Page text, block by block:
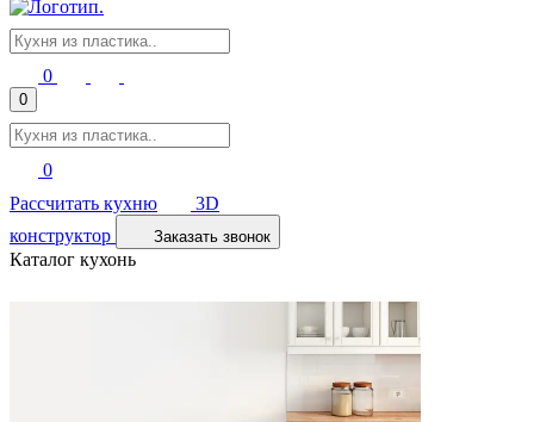
0
0
0
Рассчитать кухню
3D
конструктор
Заказать звонок
Каталог кухонь